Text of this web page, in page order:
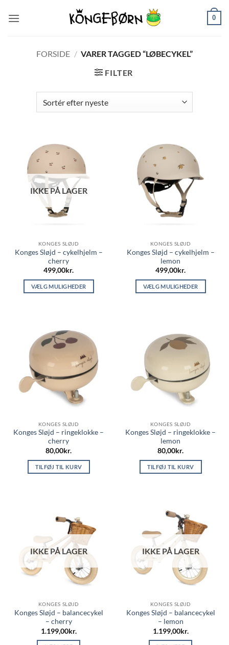
0
FORSIDE / VARER TAGGED “LØBECYKEL”
FILTER
IKKE PÅ LAGER
KONGES SLØJD
Konges Sløjd – cykelhjelm –
cherry
499,00kr.
VÆLG MULIGHEDER
flere
varianter.
Mulighederne
vælges
varesiden
KONGES SLØJD
Konges Sløjd – cykelhjelm –
lemon
499,00kr.
VÆLG MULIGHEDER
varianter.
Mulighederne
vælges
på
varesiden
KONGES SLØJD
Konges Sløjd – ringeklokke –
cherry
80,00kr.
TILFØJ TIL KURV
KONGES SLØJD
Konges Sløjd – ringeklokke –
lemon
80,00kr.
TILFØJ TIL KURV
IKKE PÅ LAGER
KONGES SLØJD
Konges Sløjd – balancecykel
– cherry
1.199,00kr.
IKKE PÅ LAGER
KONGES SLØJD
Konges Sløjd – balancecykel
– lemon
1.199,00kr.